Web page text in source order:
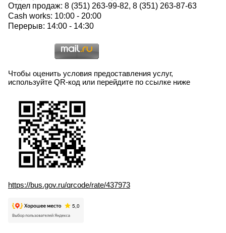
Отдел продаж: 8 (351) 263-99-82, 8 (351) 263-87-63
Cash works: 10:00 - 20:00
Перерыв: 14:00 - 14:30
Чтобы оценить условия предоставления услуг,
используйте QR-код или перейдите по ссылке ниже
https://bus.gov.ru/qrcode/rate/437973